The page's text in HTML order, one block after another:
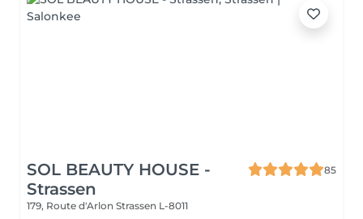
SOL BEAUTY HOUSE -
Strassen
85
179, Route d'Arlon Strassen L-8011